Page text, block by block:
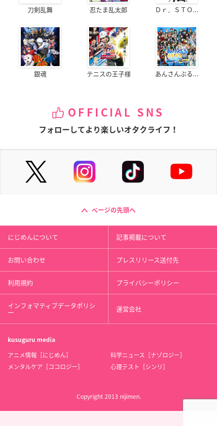
刀剣乱舞 忍たま乱太郎 Ｄｒ．ＳＴＯ...
銀魂 テニスの王子様 あんさんぶる...
OFFICIAL SNS
フォローしてより楽しいオタクライフ！
ページの先頭へ
にじめんについて 記事掲載について
お問い合わせ プレスリリース送付先
利用規約 プライバシーポリシー
インフォマティブデータポリシ
ー 運営会社
kusuguru media
アニメ情報［にじめん］
科学ニュース［ナゾロジー］
メンタルケア［ココロジー］
心理テスト［シンリ］
Copyright 2013 nijimen.